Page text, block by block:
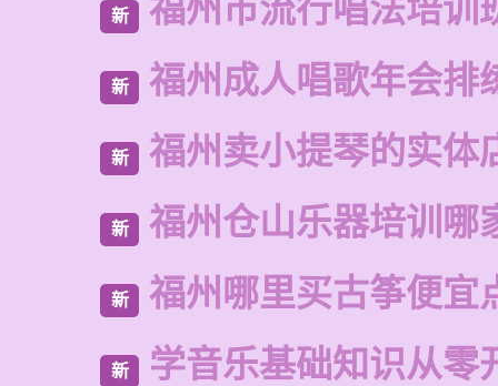
新 福州市流行唱法培训
新 福州成人唱歌年会排
新 福州卖小提琴的实体
新 福州仓山乐器培训哪
新 福州哪里买古筝便宜
新 学音乐基础知识从零